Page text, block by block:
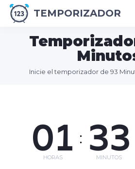
TEMPORIZADOR
Inicie el temporizador de 93
01
HORAS
: 33
MINUTOS